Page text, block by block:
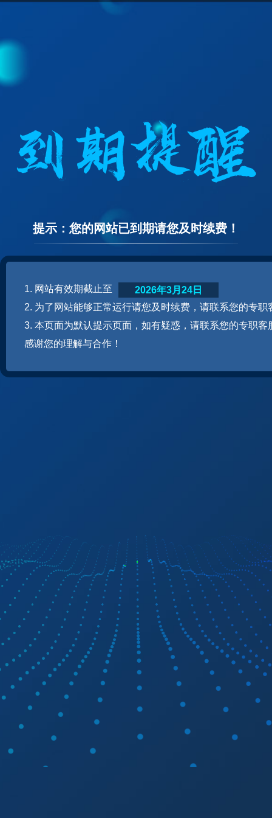
提示：您的网站已到期请您及时续费！
1. 网站有效期截止至
2. 为了网站能够正常运行请您及时续费，请联系您的专职
3. 本页面为默认提示页面，如有疑惑，请联系您的专职客
感谢您的理解与合作！
2026年3月24日